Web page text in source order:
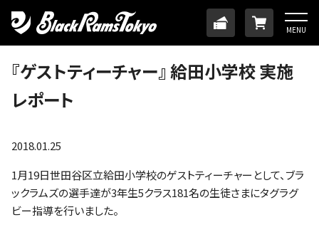
MENU
TICKET
HOME
チーム
メンバー
試合日程・結果
『ゲストティーチャー』 給田小学校 実施
レポート
2018.01.25
1月19日世田谷区立給田小学校のゲストティーチャーとして、ブラ
ックラムズの選手達が3年生5クラス181名の生徒さまにタグラグ
ビー指導を行いました。